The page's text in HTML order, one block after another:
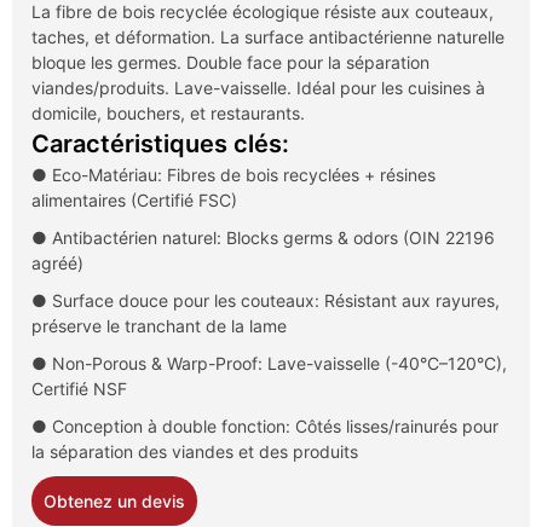
La fibre de bois recyclée écologique résiste aux couteaux,
taches, et déformation. La surface antibactérienne naturelle
bloque les germes. Double face pour la séparation
viandes/produits. Lave-vaisselle. Idéal pour les cuisines à
domicile, bouchers, et restaurants.
Caractéristiques clés:
● Eco-Matériau: Fibres de bois recyclées + résines
alimentaires (Certifié FSC)
● Antibactérien naturel: Blocks germs & odors (OIN 22196
agréé)
● Surface douce pour les couteaux: Résistant aux rayures,
préserve le tranchant de la lame
● Non-Porous & Warp-Proof: Lave-vaisselle (-40°C–120°C),
Certifié NSF
● Conception à double fonction: Côtés lisses/rainurés pour
la séparation des viandes et des produits
Obtenez un devis